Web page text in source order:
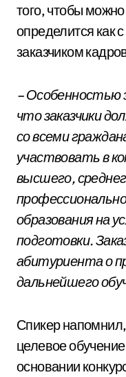
того, чтобы
определится как
заказчиком
–
что заказчики
со всеми
участвовать в
высшего,
образования на
подготовки.
абитуриента о
дальнейшего
Спикер
целевое
основании